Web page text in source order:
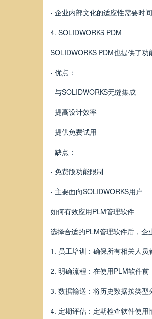
- 企业内部文化的适应性需要时间
4. SOLIDWORKS PDM
SOLIDWORKS PDM也提供了
- 优点：
- 与SOLIDWORKS无缝集成
- 提高设计效率
- 提供免费试用
- 缺点：
- 免费版功能限制
- 主要面向SOLIDWORKS用户
如何有效应用PLM管理软件
选择合适的PLM管理软件后，企
1. 员工培训：确保所有相关人员
2. 明确流程：在使用PLM软件前
3. 数据输送：将历史数据按类型
4. 定期评估：定期检查软件使用